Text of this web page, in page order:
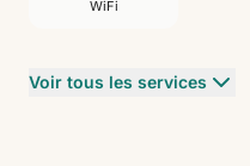
WiFi
Voir tous les services